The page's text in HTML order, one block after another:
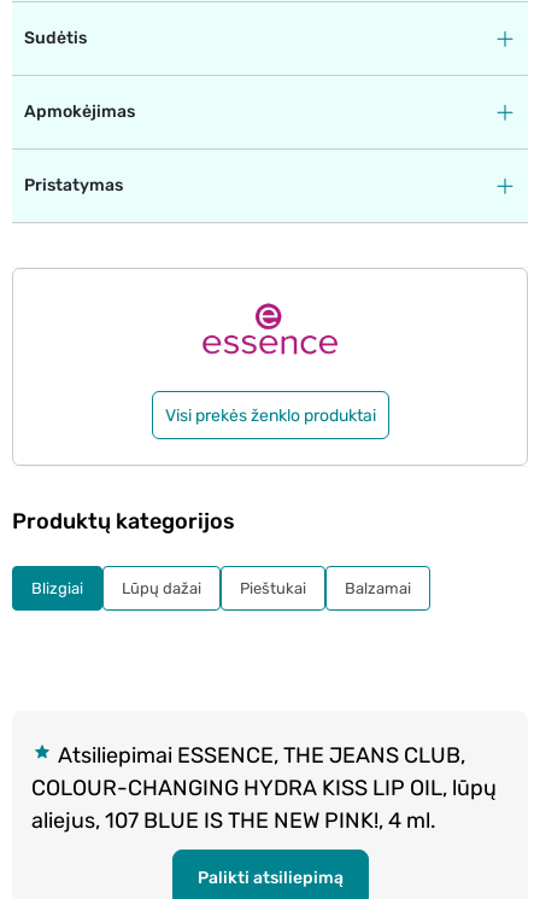
Sudėtis
Apmokėjimas
Pristatymas
Visi prekės ženklo produktai
Atsiliepimai ESSENCE, THE JEANS CLUB,
COLOUR-CHANGING HYDRA KISS LIP OIL, lūpų
aliejus, 107 BLUE IS THE NEW PINK!, 4 ml.
Palikti atsiliepimą
Produktų kategorijos
Blizgiai Lūpų dažai Pieštukai Balzamai